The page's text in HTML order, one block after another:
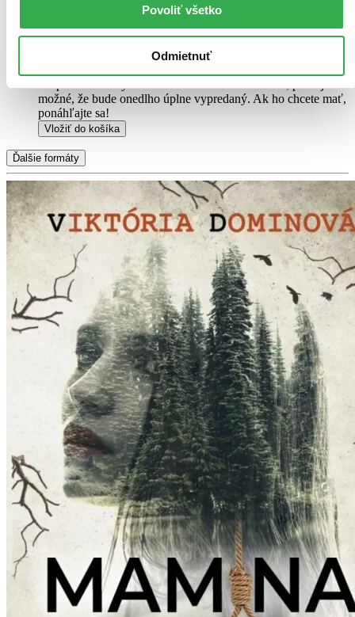
Povoliť všetko
Odmietnuť
označili nálepkou, ktorá môže na niektorých obaloch
zanechať stopy.
2,90 €
možné, že bude onedlho úplne vypredaný. Ak ho chcete mať,
ponáhľajte sa!
Vložiť do košíka
Ďalšie formáty